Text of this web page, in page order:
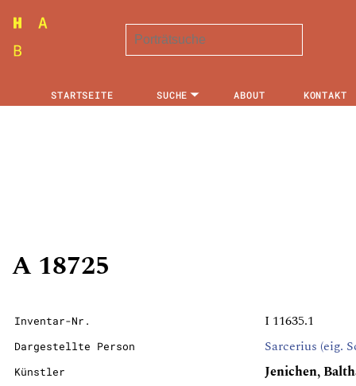
STARTSEITE SUCHE ABOUT KONTAKT
A 18725
Inventar-Nr. I 11635.1
Dargestellte Person Sarcerius (eig.
Künstler Jenichen,